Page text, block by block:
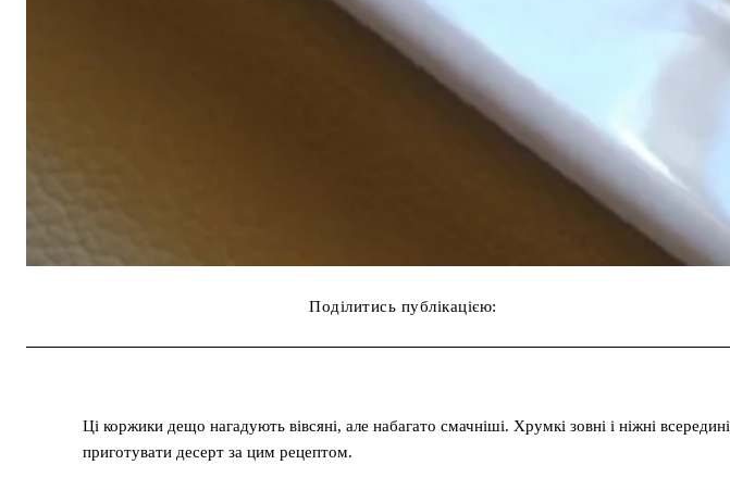
Поділитись публікацією:
Ці коржики дещо нагадують вівсяні, але набагато смачніші. Хрумкі зовні і ніжні
приготувати десерт за цим рецептом.